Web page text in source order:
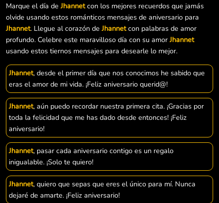
Marque el día de Jhannetcon los mejores recuerdos que jamás
olvide usando estos románticos mensajes de aniversario para
Jhannet. Llegue al corazón de Jhannetcon palabras de amor
profundo. Celebre este maravilloso día con su amor Jhannet
usando estos tiernos mensajes para desearle lo mejor.
Jhannet, desde el primer día que nos conocimos he sabido que
eras el amor de mi vida. ¡Feliz aniversario querid@!
Jhannet, aún puedo recordar nuestra primera cita. ¡Gracias por
toda la felicidad que me has dado desde entonces! ¡Feliz
aniversario!
Jhannet, pasar cada aniversario contigo es un regalo
inigualable. ¡Solo te quiero!
Jhannet, quiero que sepas que eres el único para mí. Nunca
dejaré de amarte. ¡Feliz aniversario!